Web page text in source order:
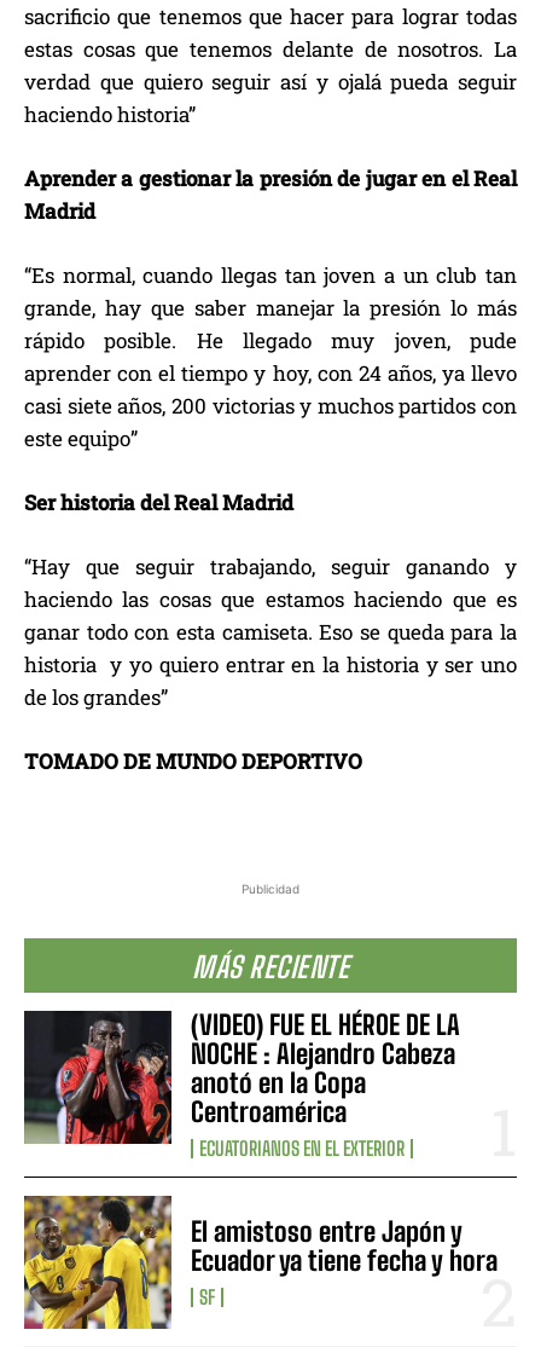
Publicidad
MÁS RECIENTE
(VIDEO) FUE EL HÉROE DE LA
NOCHE : Alejandro Cabeza
anotó en la Copa
Centroamérica
ECUATORIANOS EN EL EXTERIOR
El amistoso entre Japón y
Ecuador ya tiene fecha y hora
SF
sacrificio que tenemos que hacer para lograr todas
estas cosas que tenemos delante de nosotros. La
verdad que quiero seguir así y ojalá pueda seguir
haciendo historia”
Aprender a gestionar la presión de jugar en el Real
Madrid
“Es normal, cuando llegas tan joven a un club tan
grande, hay que saber manejar la presión lo más
rápido posible. He llegado muy joven, pude
aprender con el tiempo y hoy, con 24 años, ya llevo
casi siete años, 200 victorias y muchos partidos con
este equipo”
Ser historia del Real Madrid
“Hay que seguir trabajando, seguir ganando y
haciendo las cosas que estamos haciendo que es
ganar todo con esta camiseta. Eso se queda para la
historia y yo quiero entrar en la historia y ser uno
de los grandes”
TOMADO DE MUNDO DEPORTIVO